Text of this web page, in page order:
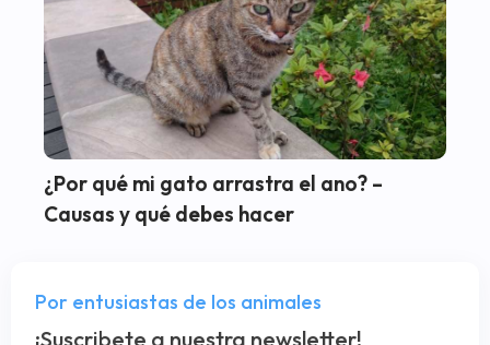
¿Por qué mi gato arrastra el ano? –
Causas y qué debes hacer
Por entusiastas de los animales
¡Suscribete a nuestra newsletter!